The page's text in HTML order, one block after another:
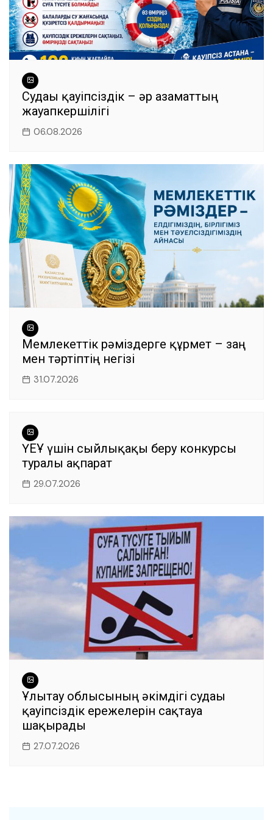
Судағы қауіпсіздік – әр азаматтың
жауапкершілігі
06.08.2026
Мемлекеттік рәміздерге құрмет – заң
мен тәртіптің негізі
31.07.2026
ҮЕҰ үшін сыйлықақы беру конкурсы
туралы ақпарат
29.07.2026
Ұлытау облысының әкімдігі судағы
қауіпсіздік ережелерін сақтауға
шақырады
27.07.2026